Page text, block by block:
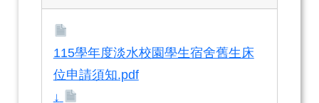
115學年度淡水校園學生宿舍舊生床
位申請須知.pdf
↓